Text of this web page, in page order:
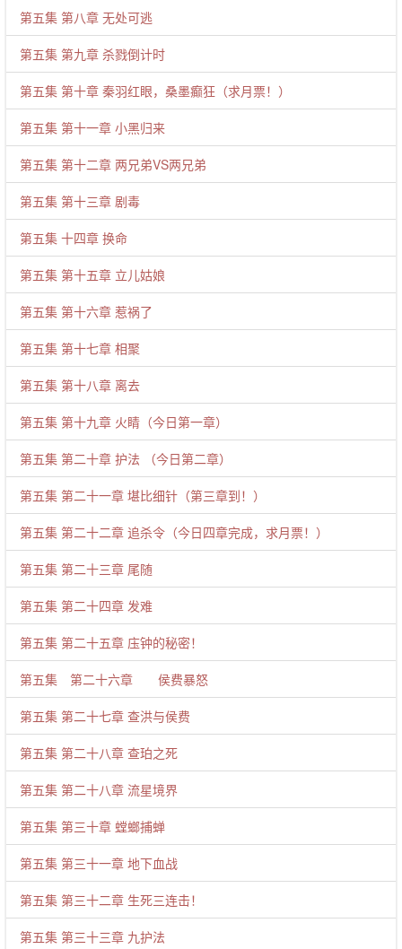
第五集 第八章 无处可逃
第五集 第九章 杀戮倒计时
第五集 第十章 秦羽红眼，桑墨癫狂（求月票！）
第五集 第十一章 小黑归来
第五集 第十二章 两兄弟VS两兄弟
第五集 第十三章 剧毒
第五集 十四章 换命
第五集 第十五章 立儿姑娘
第五集 第十六章 惹祸了
第五集 第十七章 相聚
第五集 第十八章 离去
第五集 第十九章 火睛（今日第一章）
第五集 第二十章 护法 （今日第二章）
第五集 第二十一章 堪比细针（第三章到！）
第五集 第二十二章 追杀令（今日四章完成，求月票！）
第五集 第二十三章 尾随
第五集 第二十四章 发难
第五集 第二十五章 庒钟的秘密！
第五集 第二十六章 侯费暴怒
第五集 第二十七章 查洪与侯费
第五集 第二十八章 查珀之死
第五集 第二十八章 流星境界
第五集 第三十章 螳螂捕蝉
第五集 第三十一章 地下血战
第五集 第三十二章 生死三连击！
第五集 第三十三章 九护法